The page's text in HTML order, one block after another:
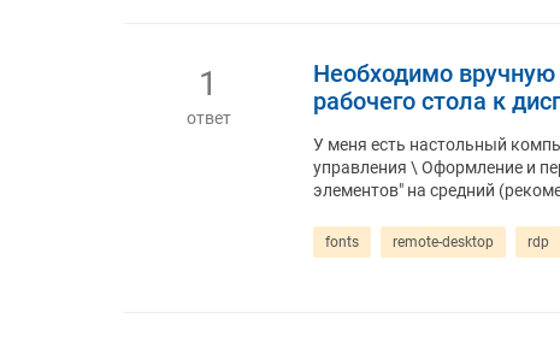
1
ответ
Необходимо
рабочего стола к
У меня есть настольный
управления \ Оформление и
элементов" на средний
fonts remote-desktop rdp